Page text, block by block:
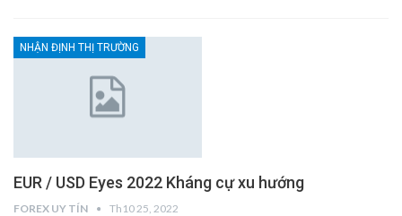
NHẬN ĐỊNH THỊ TRƯỜNG
EUR / USD Eyes 2022 Kháng cự xu hướng
FOREX UY TÍN Th10 25, 2022